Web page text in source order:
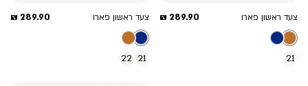
צעד ראשון פארו
מחיר
289.90 ₪
21
צעד ראשון פארו
מחיר
289.90 ₪
21
22